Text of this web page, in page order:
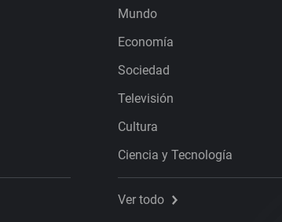
Mundo
Economía
Sociedad
Televisión
Cultura
Ciencia y Tecnología
Ver todo